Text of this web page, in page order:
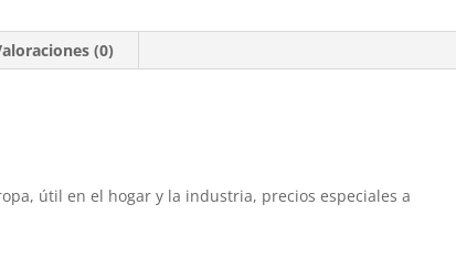
(0)
útil en el hogar y la industria, precios especiales a